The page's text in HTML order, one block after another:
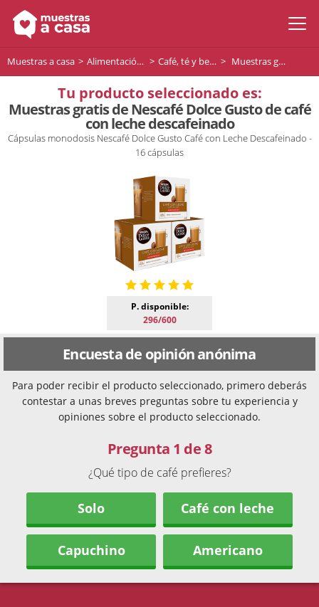
Muestras a casa Alimentación y bebidas Café, té y bebidas Muestras gratis de Nescafé Dolce Gusto de café con leche descafeinado
Tu producto seleccionado es:
Muestras gratis de Nescafé Dolce Gusto de café
con leche descafeinado
Cápsulas monodosis Nescafé Dolce Gusto Café con Leche Descafeinado -
16 cápsulas
P. disponible:
296/600
Encuesta de opinión anónima
Para poder recibir el producto seleccionado, primero deberás
contestar a unas breves preguntas sobre tu experiencia y
opiniones sobre el producto seleccionado.
Pregunta 1 de 8
¿Qué tipo de café prefieres?
Solo Café con leche
Capuchino Americano